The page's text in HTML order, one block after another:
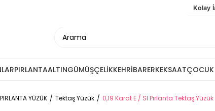
Kolay
PIRLANTAALTINGÜMÜŞÇELİKKEHRİBARERKEKSAATÇOCUK
PIRLANTA YÜZÜK Tektaş Yüzük 0,19 Karat E / SI Pırlanta Tektaş Yüzük